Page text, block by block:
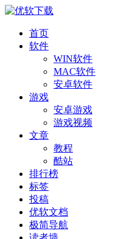
首页
软件
WIN软件
MAC软件
安卓软件
游戏
安卓游戏
游戏视频
文章
教程
酷站
排行榜
标签
投稿
优软文档
极简导航